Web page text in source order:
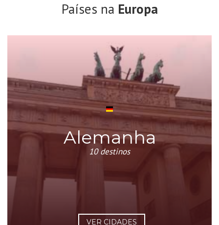
Países na Europa
Alemanha
10 destinos
VER CIDADES